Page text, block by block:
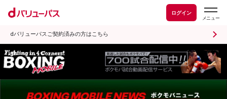
ログイン
dバリューパスご契約済みの方はこちら